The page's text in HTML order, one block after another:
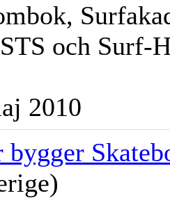
och Surf-
2010
bygger